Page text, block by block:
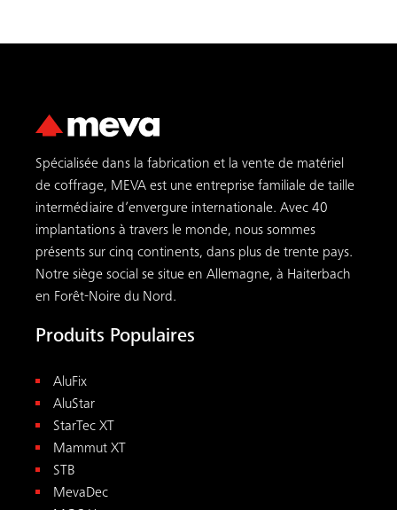
Spécialisée dans la fabrication et la vente de matériel
de coffrage, MEVA est une entreprise familiale de taille
intermédiaire d’envergure internationale. Avec 40
implantations à travers le monde, nous sommes
présents sur cinq continents, dans plus de trente pays.
Notre siège social se situe en Allemagne, à Haiterbach
en Forêt-Noire du Nord.
Produits Populaires
AluFix
AluStar
StarTec XT
Mammut XT
STB
MevaDec